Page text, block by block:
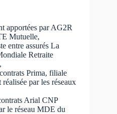
apportées par AG2R
Mutuelle,
entre assurés La
Retraite
Prima, filiale
par les réseaux
Arial CNP
le réseau MDE du